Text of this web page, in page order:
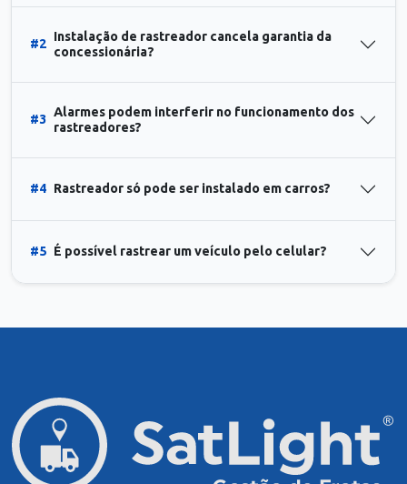
#2
Instalação de rastreador cancela garantia da
concessionária?
#3
Alarmes podem interferir no funcionamento dos
rastreadores?
#4 Rastreador só pode ser instalado em carros?
#5 É possível rastrear um veículo pelo celular?